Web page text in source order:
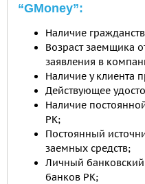
“GMoney”:
Наличие
Возраст заемщика
заявления в
Наличие у клиента
Действующее
Наличие
РК;
Постоянный
заемных средств;
Личный
банков РК;